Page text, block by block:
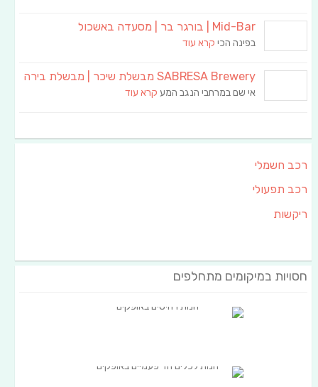
Mid-Bar | בורגר בר | מסעדה באשכול
בפינה הכי קרא עוד
SABRESA Brewery מבשלת שיכר | מבשלת בירה
אי שם במרחבי הנגב המע קרא עוד
רכב חשמלי
רכב תפעולי
ריקשות
חסויות במיקומים מתחלפים